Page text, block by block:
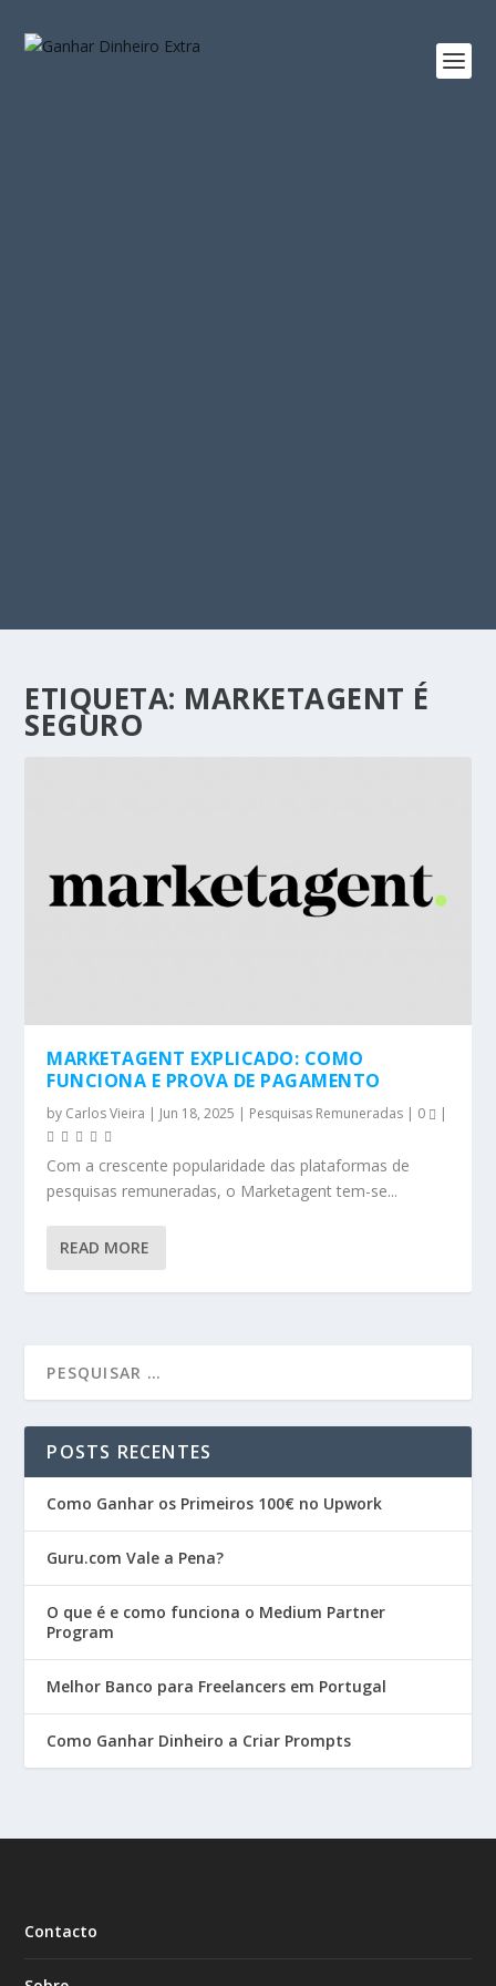
ETIQUETA: MARKETAGENT É
SEGURO
MARKETAGENT EXPLICADO: COMO
FUNCIONA E PROVA DE PAGAMENTO
by Carlos Vieira | Jun 18, 2025 | Pesquisas Remuneradas | 0 |
Com a crescente popularidade das plataformas de
pesquisas remuneradas, o Marketagent tem-se...
READ MORE
POSTS RECENTES
Como Ganhar os Primeiros 100€ no Upwork
Guru.com Vale a Pena?
O que é e como funciona o Medium Partner
Program
Melhor Banco para Freelancers em Portugal
Como Ganhar Dinheiro a Criar Prompts
Contacto